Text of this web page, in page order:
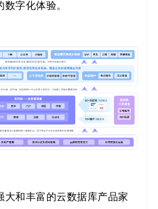
字化体验。
大和丰富的云数据库产品家